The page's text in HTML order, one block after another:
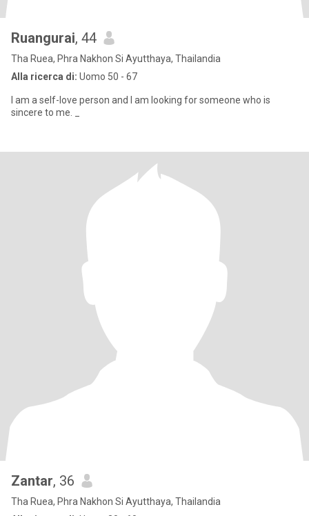
Ruangurai, 44
Tha Ruea, Phra Nakhon Si Ayutthaya, Thailandia
Alla ricerca di: Uomo 50 - 67
I am a self-love person and I am looking for someone who is
sincere to me. _
Zantar, 36
Tha Ruea, Phra Nakhon Si Ayutthaya, Thailandia